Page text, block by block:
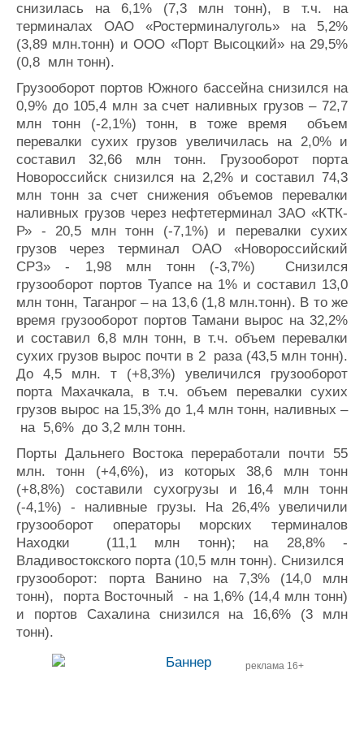
снизилась на 6,1% (7,3 млн тонн), в т.ч. на
терминалах ОАО «Ростерминалуголь» на 5,2%
(3,89 млн.тонн) и ООО «Порт Высоцкий» на 29,5%
(0,8 млн тонн).
Грузооборот портов Южного бассейна снизился на
0,9% до 105,4 млн за счет наливных грузов – 72,7
млн тонн (-2,1%) тонн, в тоже время объем
перевалки сухих грузов увеличилась на 2,0% и
составил 32,66 млн тонн. Грузооборот порта
Новороссийск снизился на 2,2% и составил 74,3
млн тонн за счет снижения объемов перевалки
наливных грузов через нефтетерминал ЗАО «КТК-
Р» - 20,5 млн тонн (-7,1%) и перевалки сухих
грузов через терминал ОАО «Новороссийский
СРЗ» - 1,98 млн тонн (-3,7%) Снизился
грузооборот портов Туапсе на 1% и составил 13,0
млн тонн, Таганрог – на 13,6 (1,8 млн.тонн). В то же
время грузооборот портов Тамани вырос на 32,2%
и составил 6,8 млн тонн, в т.ч. объем перевалки
сухих грузов вырос почти в 2 раза (43,5 млн тонн).
До 4,5 млн. т (+8,3%) увеличился грузооборот
порта Махачкала, в т.ч. объем перевалки сухих
грузов вырос на 15,3% до 1,4 млн тонн, наливных –
на 5,6% до 3,2 млн тонн.
Порты Дальнего Востока переработали почти 55
млн. тонн (+4,6%), из которых 38,6 млн тонн
(+8,8%) составили сухогрузы и 16,4 млн тонн
(-4,1%) - наливные грузы. На 26,4% увеличили
грузооборот операторы морских терминалов
Находки (11,1 млн тонн); на 28,8% -
Владивостокского порта (10,5 млн тонн). Снизился
грузооборот: порта Ванино на 7,3% (14,0 млн
тонн), порта Восточный - на 1,6% (14,4 млн тонн)
и портов Сахалина снизился на 16,6% (3 млн
тонн).
реклама 16+